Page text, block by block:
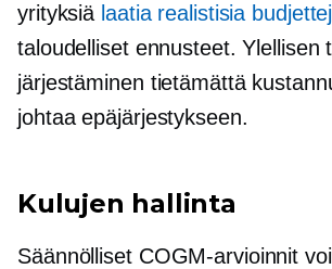
yrityksiä laatia realistisia
taloudelliset ennusteet. Ylellisen
järjestäminen tietämättä
johtaa epäjärjestykseen.
Kulujen hallinta
Säännölliset COGM-arvioinnit